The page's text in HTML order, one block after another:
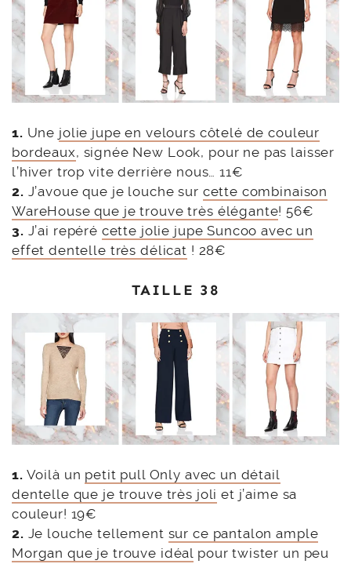
1. Une jolie jupe en velours côtelé de couleur
bordeaux, signée New Look, pour ne pas laisser
l’hiver trop vite derrière nous… 11€
2. J’avoue que je louche sur cette combinaison
WareHouse que je trouve très élégante! 56€
3. J’ai repéré cette jolie jupe Suncoo avec un
effet dentelle très délicat ! 28€
TAILLE 38
1. Voilà un petit pull Only avec un détail
dentelle que je trouve très joli et j’aime sa
couleur! 19€
2. Je louche tellement sur ce pantalon ample
Morgan que je trouve idéal pour twister un peu